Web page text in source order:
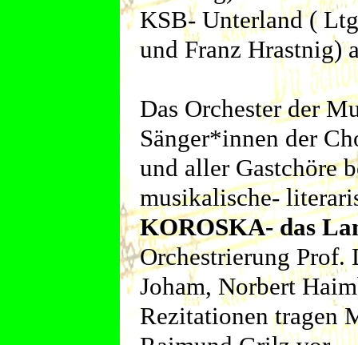
KSB- Unterland (
und Franz Hrastnig)
Das Orchester der
Sänger*innen der
und aller Gastchöre
musikalische-
KOROSKA- das
Orchestrierung Prof.
Joham, Norbert
Rezitationen tragen